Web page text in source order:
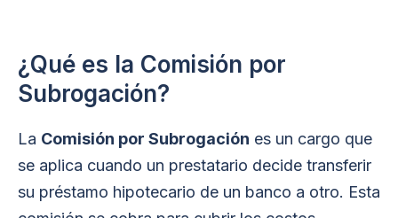
¿Qué es la Comisión por
Subrogación?
La Comisión por Subrogación es un cargo que
se aplica cuando un prestatario decide transferir
su préstamo hipotecario de un banco a otro. Esta